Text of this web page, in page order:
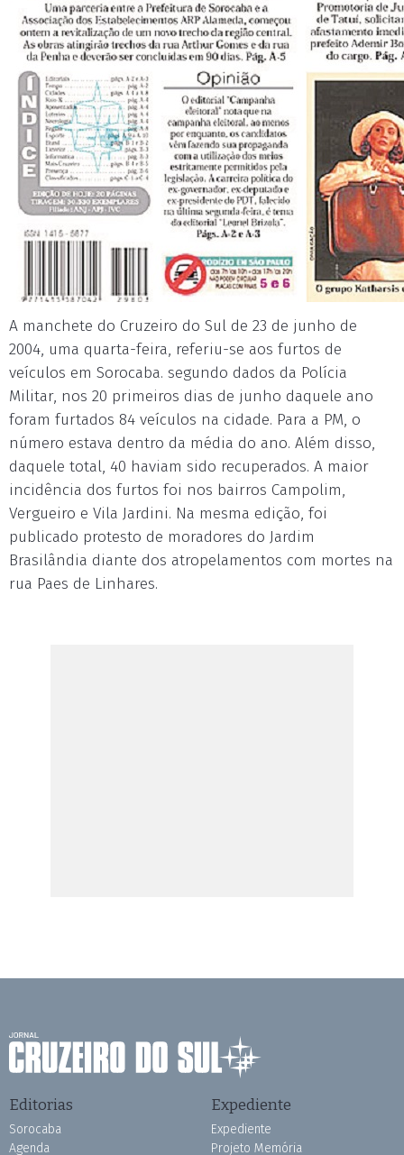
A manchete do Cruzeiro do Sul de 23 de junho de
2004, uma quarta-feira, referiu-se aos furtos de
veículos em Sorocaba. segundo dados da Polícia
Militar, nos 20 primeiros dias de junho daquele ano
foram furtados 84 veículos na cidade. Para a PM, o
número estava dentro da média do ano. Além disso,
daquele total, 40 haviam sido recuperados. A maior
incidência dos furtos foi nos bairros Campolim,
Vergueiro e Vila Jardini. Na mesma edição, foi
publicado protesto de moradores do Jardim
Brasilândia diante dos atropelamentos com mortes na
rua Paes de Linhares.
Editorias
Sorocaba
Agenda
Expediente
Expediente
Projeto Memória